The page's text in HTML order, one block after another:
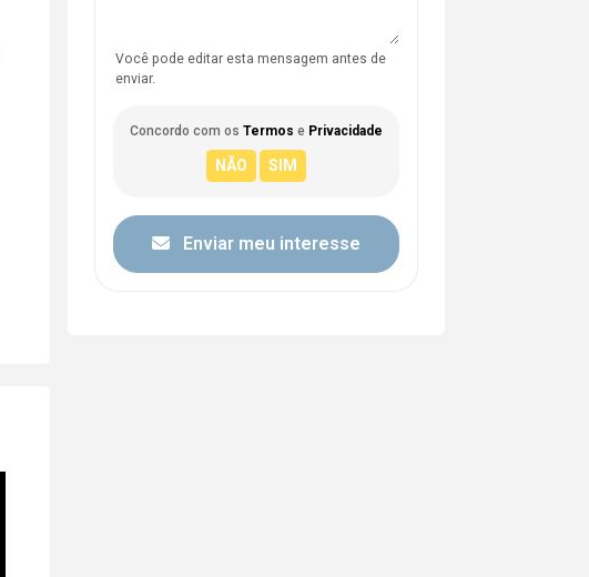
Você pode editar esta mensagem antes de
enviar.
Concordo com os Termos e Privacidade
Enviar meu interesse